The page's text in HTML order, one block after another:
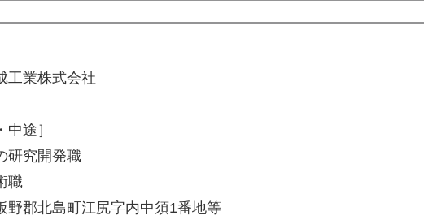
工業株式会社
中途］
研究開発職
職
野郡北島町江尻字内中須1番地等